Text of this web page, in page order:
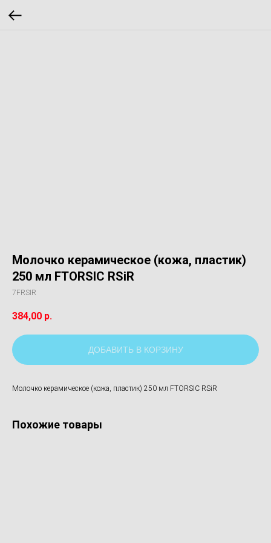
Молочко керамическое (кожа, пластик)
250 мл FTORSIC RSiR
7FRSIR
384,00 р.
ДОБАВИТЬ В КОРЗИНУ
Молочко керамическое (кожа, пластик) 250 мл FTORSIC RSiR
Похожие товары